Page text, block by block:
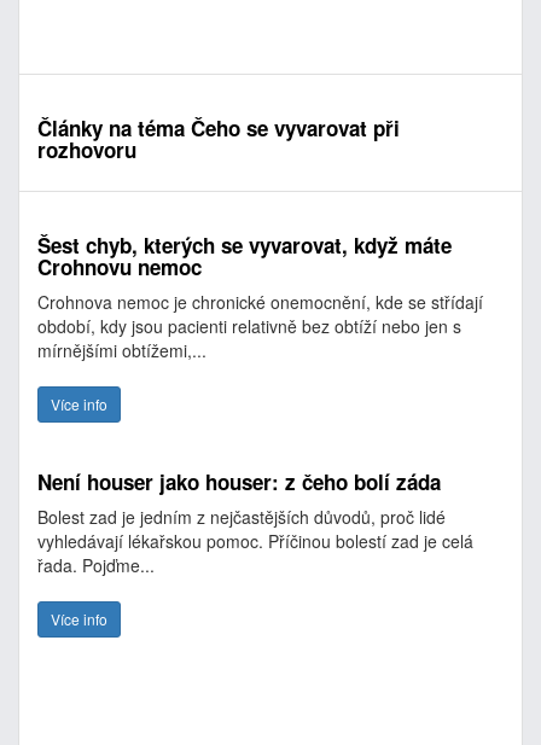
Články na téma Čeho se vyvarovat při
rozhovoru
Šest chyb, kterých se vyvarovat, když máte
Crohnovu nemoc
Crohnova nemoc je chronické onemocnění, kde se střídají
období, kdy jsou pacienti relativně bez obtíží nebo jen s
mírnějšími obtížemi,...
Více info
Není houser jako houser: z čeho bolí záda
Bolest zad je jedním z nejčastějších důvodů, proč lidé
vyhledávají lékařskou pomoc. Příčinou bolestí zad je celá
řada. Pojďme...
Více info